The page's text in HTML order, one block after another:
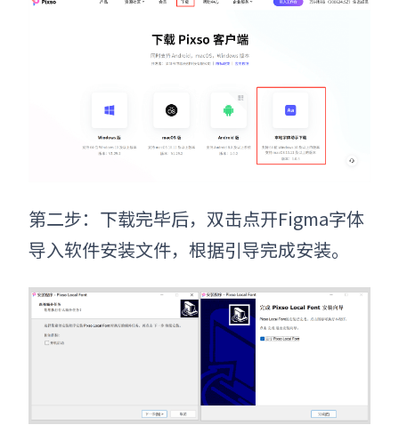
第二步：下载完毕后，双击点开Figma字体
导入软件安装文件，根据引导完成安装。